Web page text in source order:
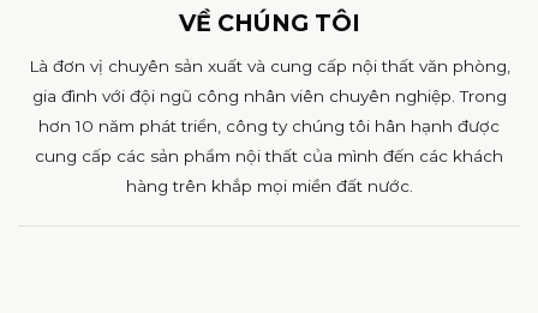
VỀ CHÚNG TÔI
Là đơn vị chuyên sản xuất và cung cấp nội thất văn phòng,
gia đình với đội ngũ công nhân viên chuyên nghiệp. Trong
hơn 10 năm phát triển, công ty chúng tôi hân hạnh được
cung cấp các sản phẩm nội thất của mình đến các khách
hàng trên khắp mọi miền đất nước.